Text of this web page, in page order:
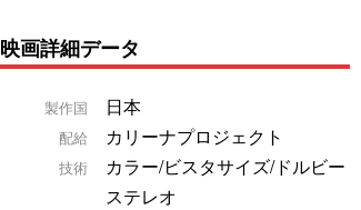
映画詳細データ
製作国 日本
配給 カリーナプロジェクト
技術
カラー/ビスタサイズ/ドルビー
ステレオ